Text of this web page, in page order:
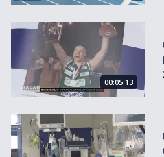
60 ans d&#039;histoire en 140
00:05:13
Urgences : au cœur du